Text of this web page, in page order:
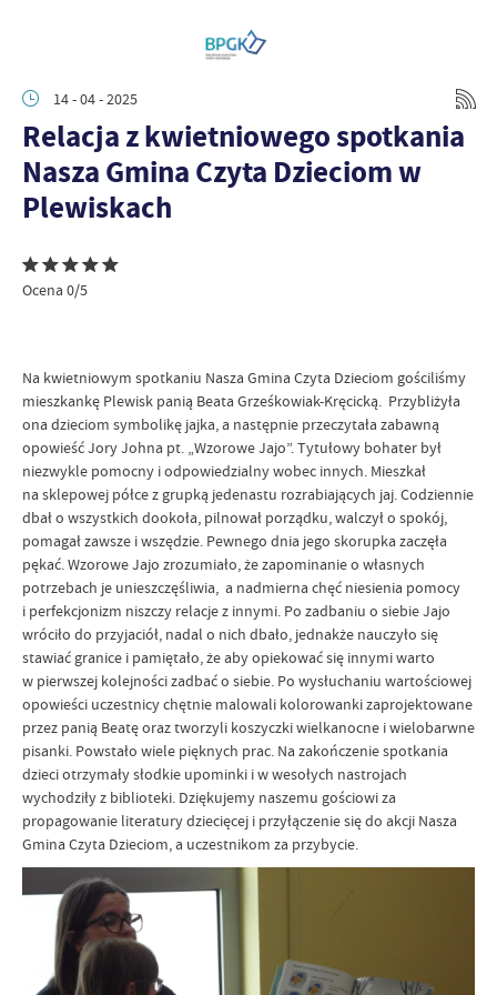
14 - 04 - 2025
Relacja z kwietniowego spotkania
Nasza Gmina Czyta Dzieciom w
Plewiskach
Ocena 0/5
Na kwietniowym spotkaniu Nasza Gmina Czyta Dzieciom gościliśmy
mieszkankę Plewisk panią Beata Grześkowiak-Kręcicką. Przybliżyła
ona dzieciom symbolikę jajka, a następnie przeczytała zabawną
opowieść Jory Johna pt. „Wzorowe Jajo”. Tytułowy bohater był
niezwykle pomocny i odpowiedzialny wobec innych. Mieszkał
na sklepowej półce z grupką jedenastu rozrabiających jaj. Codziennie
dbał o wszystkich dookoła, pilnował porządku, walczył o spokój,
pomagał zawsze i wszędzie. Pewnego dnia jego skorupka zaczęła
pękać. Wzorowe Jajo zrozumiało, że zapominanie o własnych
potrzebach je unieszczęśliwia, a nadmierna chęć niesienia pomocy
i perfekcjonizm niszczy relacje z innymi. Po zadbaniu o siebie Jajo
wróciło do przyjaciół, nadal o nich dbało, jednakże nauczyło się
stawiać granice i pamiętało, że aby opiekować się innymi warto
w pierwszej kolejności zadbać o siebie. Po wysłuchaniu wartościowej
opowieści uczestnicy chętnie malowali kolorowanki zaprojektowane
przez panią Beatę oraz tworzyli koszyczki wielkanocne i wielobarwne
pisanki. Powstało wiele pięknych prac. Na zakończenie spotkania
dzieci otrzymały słodkie upominki i w wesołych nastrojach
wychodziły z biblioteki. Dziękujemy naszemu gościowi za
propagowanie literatury dziecięcej i przyłączenie się do akcji Nasza
Gmina Czyta Dzieciom, a uczestnikom za przybycie.